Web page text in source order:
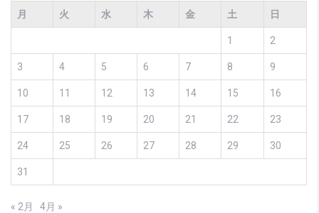
月
火 水 木 金 土 日
1 2
3 4 5 6 7 8 9
10 11 12 13 14 15 16
17 18 19 20 21 22 23
24 25 26 27 28 29 30
31
« 2月 4月 »